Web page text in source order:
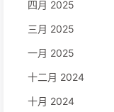
四月 2025
三月 2025
一月 2025
十二月 2024
十月 2024